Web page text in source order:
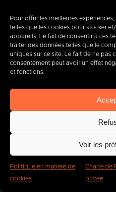
Pour offrir les meilleures
telles que les cookies pour stocker
appareils. Le fait de consentir à ces
traiter des données telles que le
uniques sur ce site. Le fait de ne pas
consentement peut avoir un effet
et fonctions.
Voir les
Politique en matière de
cookies
Charte de
privée
Aujourd’hui,
400entreprises.